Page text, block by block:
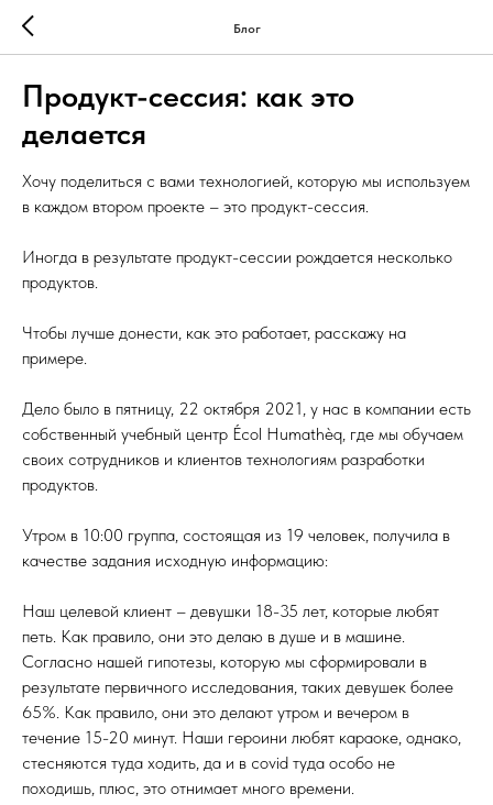
Блог
Продукт-сессия: как это
делается
Хочу поделиться с вами технологией, которую мы используем
в каждом втором проекте – это продукт-сессия.
Иногда в результате продукт-сессии рождается несколько
продуктов.
Чтобы лучше донести, как это работает, расскажу на
примере.
Дело было в пятницу, 22 октября 2021, у нас в компании есть
собственный учебный центр Écol Humathèq, где мы обучаем
своих сотрудников и клиентов технологиям разработки
продуктов.
Утром в 10:00 группа, состоящая из 19 человек, получила в
качестве задания исходную информацию:
Наш целевой клиент – девушки 18-35 лет, которые любят
петь. Как правило, они это делаю в душе и в машине.
Согласно нашей гипотезы, которую мы сформировали в
результате первичного исследования, таких девушек более
65%. Как правило, они это делают утром и вечером в
течение 15-20 минут. Наши героини любят караоке, однако,
стесняются туда ходить, да и в covid туда особо не
походишь, плюс, это отнимает много времени.